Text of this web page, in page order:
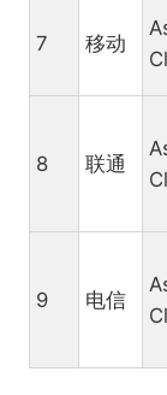
7 移动
8 联通
9 电信